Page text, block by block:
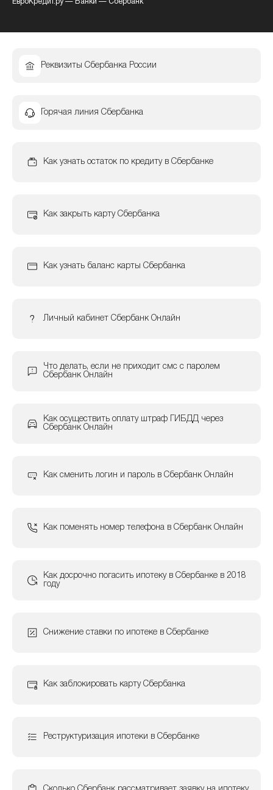
ЕвроКредит.ру — Банки — Сбербанк
Реквизиты Сбербанка России
Горячая линия Сбербанка
Как узнать остаток по кредиту в Сбербанке
Как закрыть карту Сбербанка
Как узнать баланс карты Сбербанка
Личный кабинет Сбербанк Онлайн
Что делать, если не приходит смс с паролем
Сбербанк Онлайн
Как осуществить оплату штраф ГИБДД через
Сбербанк Онлайн
Как сменить логин и пароль в Сбербанк Онлайн
Как поменять номер телефона в Сбербанк Онлайн
Как досрочно погасить ипотеку в Сбербанке в 2018
году
Снижение ставки по ипотеке в Сбербанке
Как заблокировать карту Сбербанка
Реструктуризация ипотеки в Сбербанке